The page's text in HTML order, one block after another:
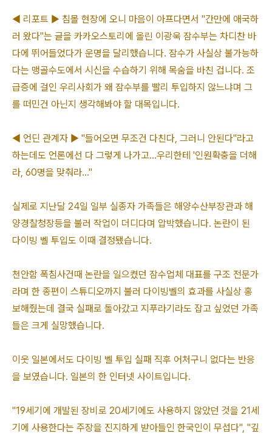
◀ 리포트 ▶ 침몰 현장에 오니 마음이 아프다면서 "간만에 애국하
러 왔다"는 글을 카카오스토리에 올린 이광욱 잠수부는 차디찬 바
다에 뛰어들었다가 운명을 달리했습니다. 잠수가 사실상 불가능하
다는 맹골수도에서 시신을 수습하기 위해 목숨을 바친 겁니다. 조
급증에 걸인 우리사회가 왜 잠수부를 빨리 투입하지 않느냐며 그
를 떠민건 아닌지 생각해봐야 할 대목입니다.
◀ 언딘 관계자 ▶ "들어오면 무조건 다친다, 그러니 안된다"라고
하는데도 언론에선 다 그렇게 나가고...우리한테 '인원확충을 더해
라, 60명을 맞춰라..."
실제로 지난달 24일 일부 실종자 가족들은 해양수산부장관과 해
양경찰청장등을 불러 작업이 더디다며 압박했습니다. 논란이 된
다이빙 벨 투입도 이때 결정됐습니다.
천안함 폭침사건때 논란을 일으켰던 잠수업체 대표를 구조 전문가
라며 한 종편이 스튜디오까지 불러 다이빙벨의 효과를 사실상 홍
보해줬는데 결국 실패로 돌아갔고 지푸라기라도 잡고 싶었던 가족
들은 크게 실망했습니다.
이웃 일본에서도 다이빙 벨 투입 실패 직후 어처구니 없다는 반응
을 보였습니다. 일본의 한 인터넷 사이트입니다.
"19세기에 개발된 장비로 20세기에도 사용하지 않았던 것을 21세
기에 사용한다는 주장을 진지하게 받아들인 한국인이 무섭다", "깊